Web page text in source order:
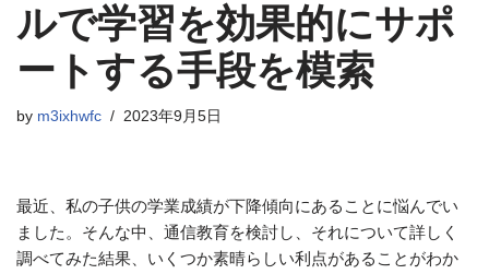
ルで学習を効果的にサポ
ートする手段を模索
by m3ixhwfc 2023年9月5日
最近、私の子供の学業成績が下降傾向にあることに悩んでい
ました。そんな中、通信教育を検討し、それについて詳しく
調べてみた結果、いくつか素晴らしい利点があることがわか